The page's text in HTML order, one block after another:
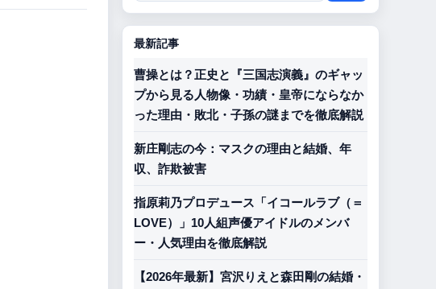
最新記事
曹操とは？正史と『三国志演義』のギャッ
プから見る人物像・功績・皇帝にならなか
った理由・敗北・子孫の謎までを徹底解説
新庄剛志の今：マスクの理由と結婚、年
収、詐欺被害
指原莉乃プロデュース「イコールラブ（＝
LOVE）」10人組声優アイドルのメンバ
ー・人気理由を徹底解説
【2026年最新】宮沢りえと森田剛の結婚・